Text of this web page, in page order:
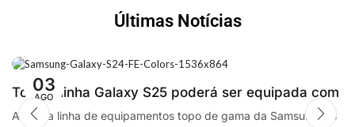
Últimas Notícias
03
AGO
Toda a linha Galaxy S25 poderá ser equipada com
processadores SnapdragonSegway Ninebot E2,
A futura linha de equipamentos topo de gama da Samsung, os